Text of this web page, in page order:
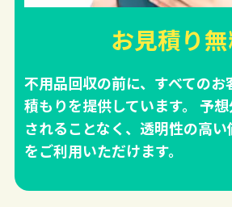
お見積り
不用品回収の前に、すべての
積もりを提供しています。 予
されることなく、透明性の高
をご利用いただけます。